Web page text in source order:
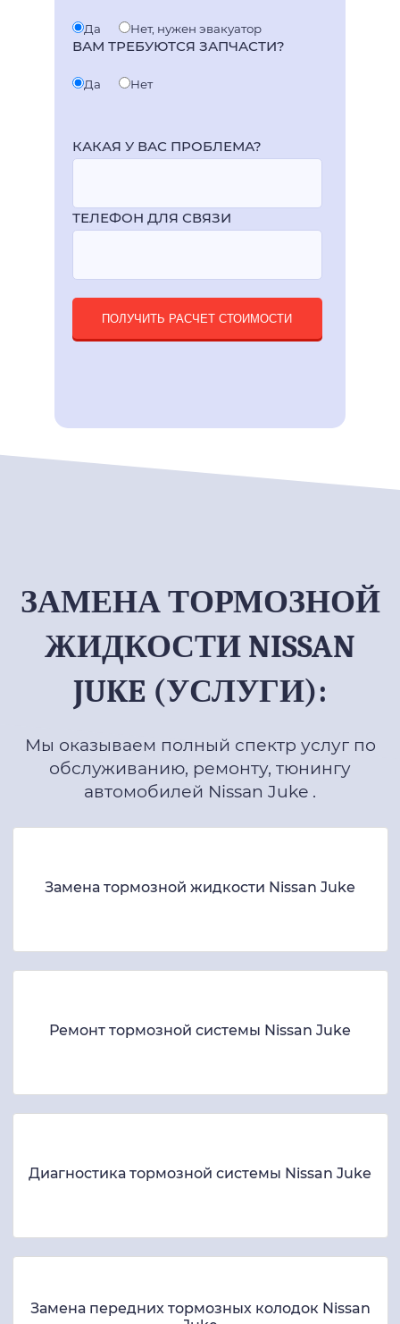
Да Нет, нужен эвакуатор
ВАМ ТРЕБУЮТСЯ ЗАПЧАСТИ?
Да Нет
КАКАЯ У ВАС ПРОБЛЕМА?
ТЕЛЕФОН ДЛЯ СВЯЗИ
ПОЛУЧИТЬ РАСЧЕТ СТОИМОСТИ
ЗАМЕНА ТОРМОЗНОЙ
ЖИДКОСТИ NISSAN
JUKE (УСЛУГИ):
Мы оказываем полный спектр услуг по
обслуживанию, ремонту, тюнингу
автомобилей Nissan Juke .
Замена тормозной жидкости Nissan Juke
Ремонт тормозной системы Nissan Juke
Диагностика тормозной системы Nissan Juke
Замена передних тормозных колодок Nissan